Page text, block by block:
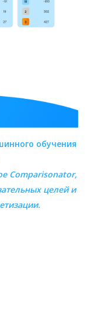
обучения
Comparisonator,
целей и